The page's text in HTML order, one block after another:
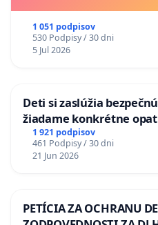
1 051 podpisov
530 Podpisy / 30 dni
5 Jul 2026
Deti si zaslúžia
žiadame konkrétne
situácie v školstve
1 921 podpisov
461 Podpisy / 30 dni
21 Jun 2026
PETÍCIA ZA OCHRANU